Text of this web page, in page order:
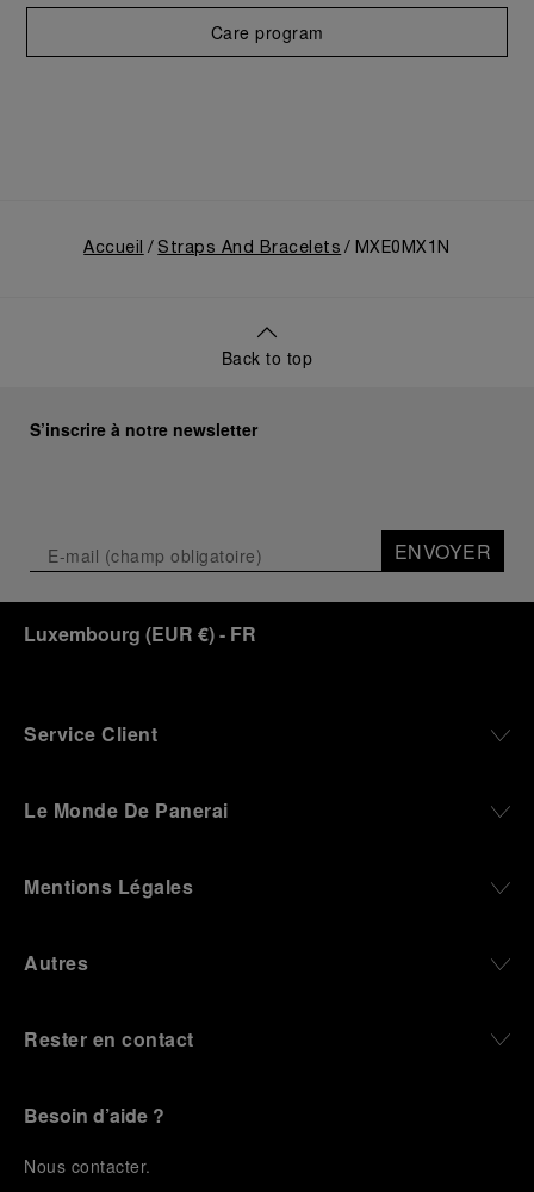
Care program
Accueil Straps And Bracelets MXE0MX1N
Back to top
S’inscrire à notre newsletter
ENVOYER
Luxembourg (EUR €)- FR
Service Client
Le Monde De Panerai
Mentions Légales
Autres
Rester en contact
Besoin d’aide ?
Nous contacter.